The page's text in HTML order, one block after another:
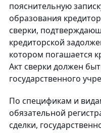
пояснительную
образования
сверки,
кредиторской
котором погашается
Акт сверки должен
государственного
По спецификам и
обязательной
сделки,